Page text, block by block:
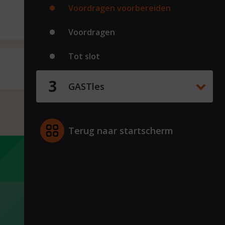
Voordragen voorbereiden
Voordragen
Tot slot
GASTles
Terug naar startscherm